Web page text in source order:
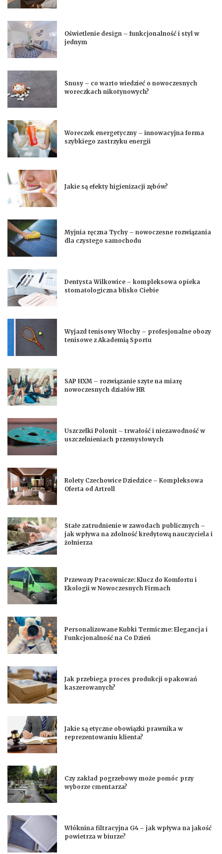
Oświetlenie design – funkcjonalność i styl w
jednym
Snusy – co warto wiedzieć o nowoczesnych
woreczkach nikotynowych?
Woreczek energetyczny – innowacyjna forma
szybkiego zastrzyku energii
Jakie są efekty higienizacji zębów?
Myjnia ręczna Tychy – nowoczesne rozwiązania
dla czystego samochodu
Dentysta Wilkowice – kompleksowa opieka
stomatologiczna blisko Ciebie
Wyjazd tenisowy Włochy – profesjonalne obozy
tenisowe z Akademią Sportu
SAP HXM – rozwiązanie szyte na miarę
nowoczesnych działów HR
Uszczelki Polonit – trwałość i niezawodność w
uszczelnieniach przemysłowych
Rolety Czechowice Dziedzice – Kompleksowa
Oferta od Artroll
Stałe zatrudnienie w zawodach publicznych –
jak wpływa na zdolność kredytową nauczyciela i
żołnierza
Przewozy Pracownicze: Klucz do Komfortu i
Ekologii w Nowoczesnych Firmach
Personalizowane Kubki Termiczne: Elegancja i
Funkcjonalność na Co Dzień
Jak przebiega proces produkcji opakowań
kaszerowanych?
Jakie są etyczne obowiązki prawnika w
reprezentowaniu klienta?
Czy zakład pogrzebowy może pomóc przy
wyborze cmentarza?
Włóknina filtracyjna G4 – jak wpływa na jakość
powietrza w biurze?